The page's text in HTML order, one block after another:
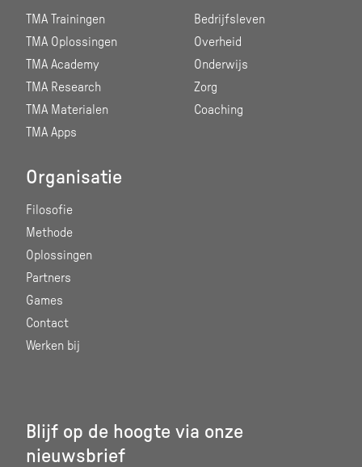
TMA Trainingen
TMA Oplossingen
TMA Academy
TMA Research
TMA Materialen
TMA Apps
Bedrijfsleven
Overheid
Onderwijs
Zorg
Coaching
Organisatie
Filosofie
Methode
Oplossingen
Partners
Games
Contact
Werken bij
Blijf op de hoogte via onze
nieuwsbrief